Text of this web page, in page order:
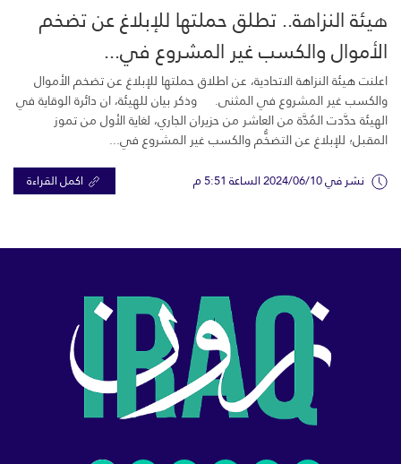
هيئة النزاهة.. تطلق حملتها للإبلاغ عن تضخم
الأموال والكسب غير المشروع في...
اعلنت هيئة النزاهة الاتحادية، عن اطلاق حملتها للإبلاغ عن تضخم الأموال
والكسب غير المشروع في المثنى. وذكر بيان للهيئة، ان دائرة الوقاية في
الهيئة حدَّدت المُدَّة من العاشر من حزيران الجاري، لغاية الأول من تموز
المقبل؛ للإبلاغ عن التضخُّم والكسب غير المشروع في...
نشر في 2024/06/10 الساعة 5:51 م اكمل القراءة